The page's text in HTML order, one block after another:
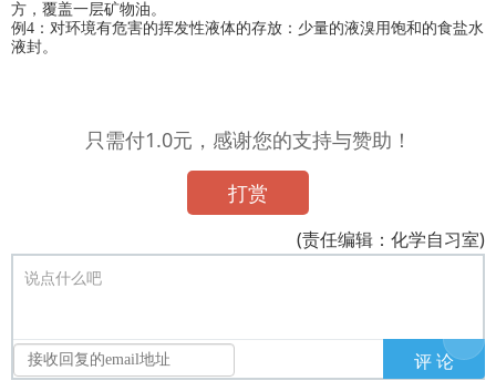
方，覆盖一层矿物油。
例 4 ：对环境有危害的挥发性液体的存放：少量的液溴用饱和的食盐水
液封。
只需付1.0元，感谢您的支持与赞助！
打赏
(责任编辑：化学自习室)
说点什么吧